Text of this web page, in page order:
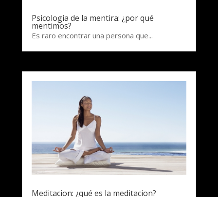
Psicologia de la mentira: ¿por qué
mentimos?
Es raro encontrar una persona que...
Meditacion: ¿qué es la meditacion?